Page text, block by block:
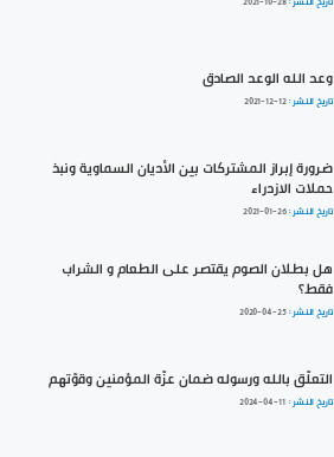
وعد الله الوعد الصادق
تاريخ النشر :2021-12-12
ضرورة إبراز المشتركات بين الأديان السماوية ونبذ
حملات الازدراء
تاريخ النشر :2021-01-26
هل بطلان الصوم يقتصر على الطعام و الشراب
فقط؟
تاريخ النشر :2020-04-25
التعلّق بالله ورسوله ضمان عزّة المؤمنين وقوّتهم
تاريخ النشر : 2024-04-11